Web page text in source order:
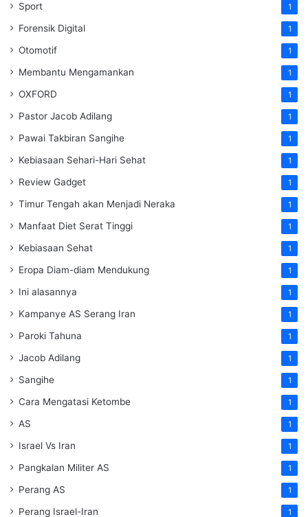
Sport 1
Forensik Digital 1
Otomotif 1
Membantu Mengamankan 1
OXFORD 1
Pastor Jacob Adilang 1
Pawai Takbiran Sangihe 1
Kebiasaan Sehari-Hari Sehat 1
Review Gadget 1
Timur Tengah akan Menjadi Neraka 1
Manfaat Diet Serat Tinggi 1
Kebiasaan Sehat 1
Eropa Diam-diam Mendukung 1
Ini alasannya 1
Kampanye AS Serang Iran 1
Paroki Tahuna 1
Jacob Adilang 1
Sangihe 1
Cara Mengatasi Ketombe 1
AS 1
Israel Vs Iran 1
Pangkalan Militer AS 1
Perang AS 1
Perang Israel-Iran 1